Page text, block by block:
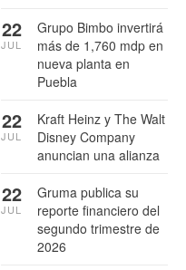
Grupo Bimbo invertirá
más de 1,760 mdp en
nueva planta en
Puebla
22
JUL
Kraft Heinz y The Walt
Disney Company
anuncian una alianza
22
JUL
Gruma publica su
reporte financiero del
segundo trimestre de
2026
22
JUL